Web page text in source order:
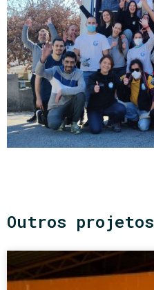
Outros projetos